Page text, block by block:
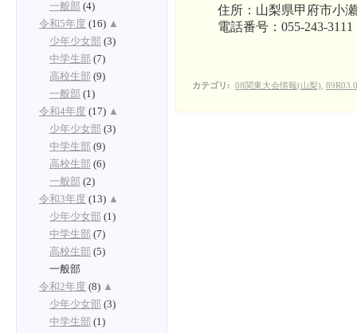
住所：山梨県甲府市小瀬
電話番号：055-243-3111
カテゴリ : 08関東大会情報(山梨)
一般部 (4)
令和5年度 (16) ▲
少年少女部 (3)
中学生部 (7)
高校生部 (9)
一般部 (1)
令和4年度 (17) ▲
少年少女部 (3)
中学生部 (9)
高校生部 (6)
一般部 (2)
令和3年度 (13) ▲
少年少女部 (1)
中学生部 (7)
高校生部 (5)
一般部
令和2年度 (8) ▲
少年少女部 (3)
中学生部 (1)